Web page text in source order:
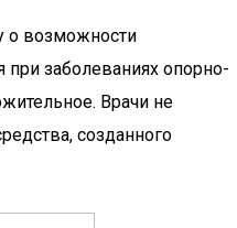
о возможности
заболеваниях опорно-
Врачи не
созданного